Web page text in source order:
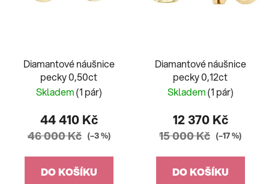
Diamantové náušnice
pecky 0,50ct
Skladem(1 pár)
44 410 Kč
46 000 Kč (–3 %)
DO KOŠÍKU
Diamantové náušnice
pecky 0,12ct
Skladem(1 pár)
12 370 Kč
15 000 Kč (–17 %)
DO KOŠÍKU